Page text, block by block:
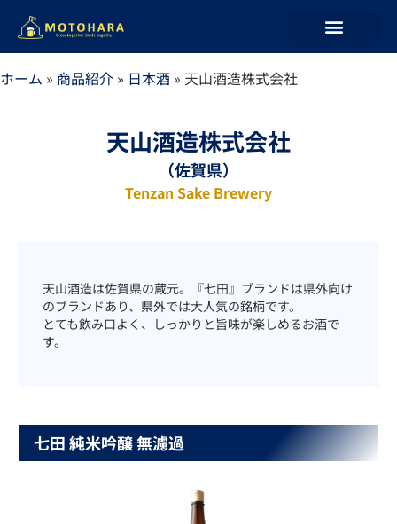
ホーム » 商品紹介 » 日本酒 » 天山酒造株式会社
天山酒造株式会社
（佐賀県）
Tenzan Sake Brewery
天山酒造は佐賀県の蔵元。『七田』ブランドは県外向け
のブランドあり、県外では大人気の銘柄です。
とても飲み口よく、しっかりと旨味が楽しめるお酒で
す。
七田 純米吟醸 無濾過